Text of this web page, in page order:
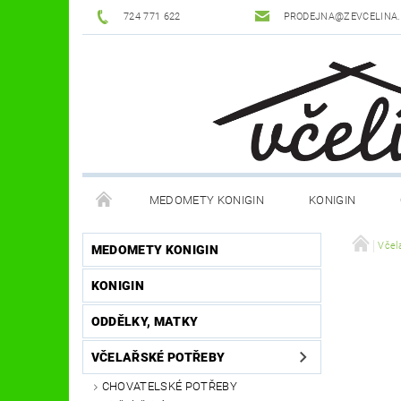
724 771 622
MEDOMETY KONIGIN KONIGIN
POTŘEBY K ÚLŮM OCHRANNÉ POMŮCKY
DŮM A ZAHRADA
OSTATNÍ POMŮCKY NOVINKY
MEDOMETY KONIGIN
KONIGIN
ODDĚLKY, MATKY
VČELAŘSKÉ POTŘEBY
CHOVATELSKÉ POTŘEBY